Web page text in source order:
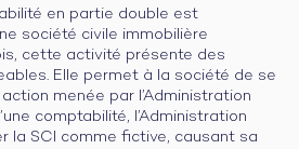
en partie double est
société civile immobilière
cette activité présente des
Elle permet à la société de se
menée par l’Administration
comptabilité, l’Administration
la SCI comme fictive, causant sa